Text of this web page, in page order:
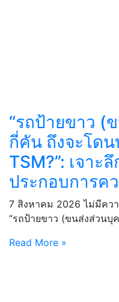
“รถป้ายขาว (
กี่คัน ถึงจะโด
TSM?”: เจาะ
ประกอบการค
7 สิงหาคม 2026ไม่มีคว
“รถป้ายขาว (ขนส่งส่วน
Read More »